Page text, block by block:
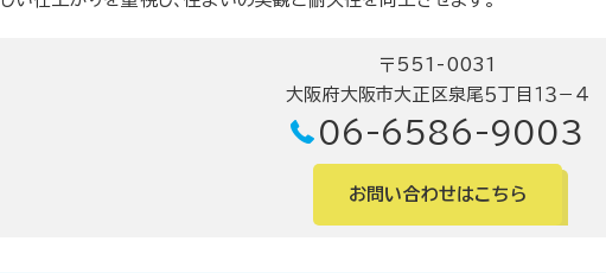
〒551-0031
大阪府大阪市大正区泉尾５丁目１３－４
06-6586-9003
お問い合わせはこちら